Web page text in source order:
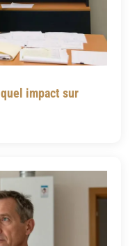
impact sur